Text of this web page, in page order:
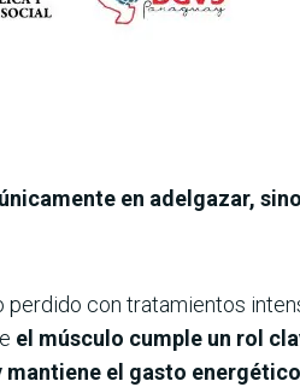
en adelgazar,
con tratamientos
el músculo cumple un rol
el gasto